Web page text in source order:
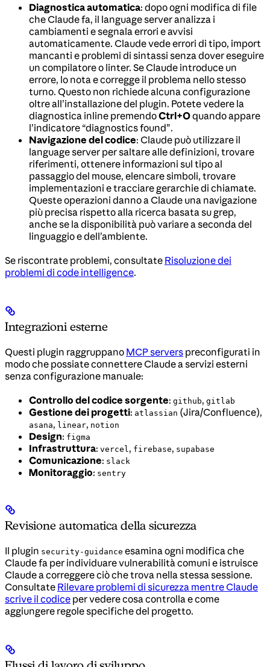
Diagnostica automatica: dopo ogni modifica di file
che Claude fa, il language server analizza i
cambiamenti e segnala errori e avvisi
automaticamente. Claude vede errori di tipo, import
mancanti e problemi di sintassi senza dover eseguire
un compilatore o linter. Se Claude introduce un
errore, lo nota e corregge il problema nello stesso
turno. Questo non richiede alcuna configurazione
oltre all’installazione del plugin. Potete vedere la
diagnostica inline premendoCtrl+Oquando appare
l’indicatore “diagnostics found”.
Navigazione del codice: Claude può utilizzare il
language server per saltare alle definizioni, trovare
riferimenti, ottenere informazioni sul tipo al
passaggio del mouse, elencare simboli, trovare
implementazioni e tracciare gerarchie di chiamate.
Queste operazioni danno a Claude una navigazione
più precisa rispetto alla ricerca basata su grep,
anche se la disponibilità può variare a seconda del
linguaggio e dell’ambiente.
Se riscontrate problemi, consultate Risoluzione dei
problemi di code intelligence.
Integrazioni esterne
Questi plugin raggruppano MCP servers preconfigurati in
modo che possiate connettere Claude a servizi esterni
senza configurazione manuale:
Controllo del codice sorgente: github, gitlab
Gestione dei progetti: atlassian (Jira/Confluence),
asana, linear, notion
Design: figma
Infrastruttura: vercel , firebase, supabase
Comunicazione: slack
Monitoraggio: sentry
Revisione automatica della sicurezza
Il plugin security-guidance esamina ogni modifica che
Claude fa per individuare vulnerabilità comuni e istruisce
Claude a correggere ciò che trova nella stessa sessione.
Consultate Rilevare problemi di sicurezza mentre Claude
scrive il codice per vedere cosa controlla e come
aggiungere regole specifiche del progetto.